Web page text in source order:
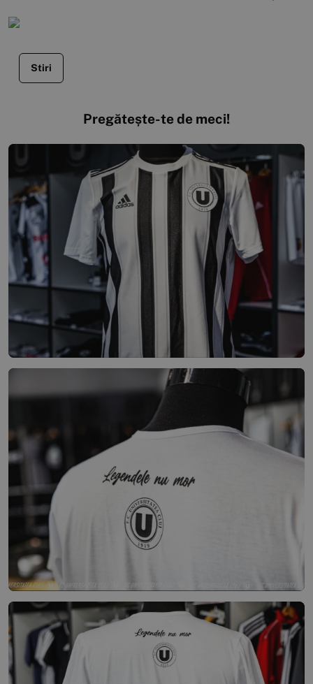
Stiri
Pregătește-te de meci!